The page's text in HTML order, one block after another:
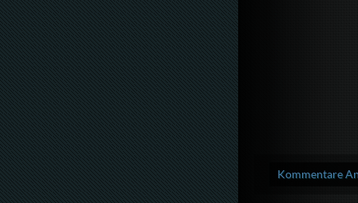
Kommentare